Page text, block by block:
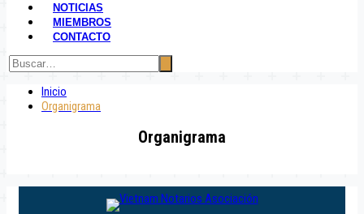
NOTICIAS
MIEMBROS
CONTACTO
Inicio
Organigrama
Organigrama